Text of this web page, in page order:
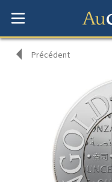
Précédent